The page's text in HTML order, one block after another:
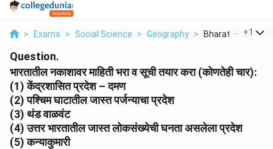
> Exams > Social Science > Geography > Bharatatil +1
Question.
भारतातील नकाशावर माहिती भरा व सूची तयार करा (कोणतेही चार):
(1) केंद्रशासित प्रदेश – दमण
(2) पश्चिम घाटातील जास्त पर्जन्याचा प्रदेश
(3) थंड वाळवंट
(4) उत्तर भारतातील जास्त लोकसंख्येची घनता असलेला प्रदेश
(5) कन्याकुमारी